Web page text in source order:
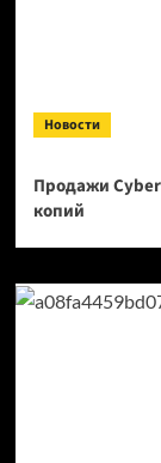
Новости
Продажи
копий